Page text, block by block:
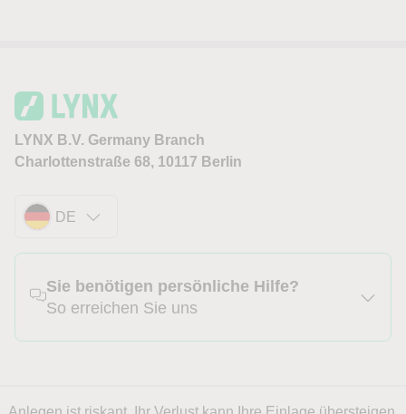
LYNX B.V. Germany Branch
Charlottenstraße 68, 10117 Berlin
DE
Sie benötigen persönliche Hilfe?
So erreichen Sie uns